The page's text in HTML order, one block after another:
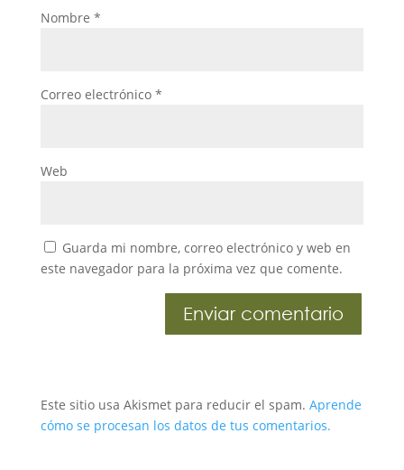
Nombre *
Correo electrónico *
Web
Guarda mi nombre, correo electrónico y web en
este navegador para la próxima vez que comente.
Este sitio usa Akismet para reducir el spam. Aprende
cómo se procesan los datos de tus comentarios.